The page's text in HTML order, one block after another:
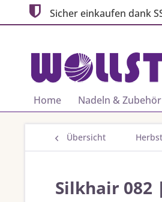
Sicher einkaufen dank
Home Nadeln & Zubehör
Übersicht
Silkhair